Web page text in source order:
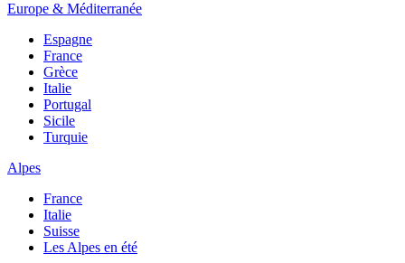
Europe & Méditerranée
Espagne
France
Grèce
Italie
Portugal
Sicile
Turquie
Alpes
France
Italie
Suisse
Les Alpes en été